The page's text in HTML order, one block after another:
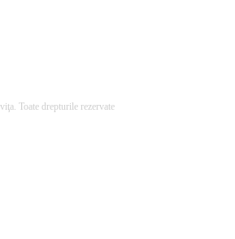
Toate drepturile rezervate